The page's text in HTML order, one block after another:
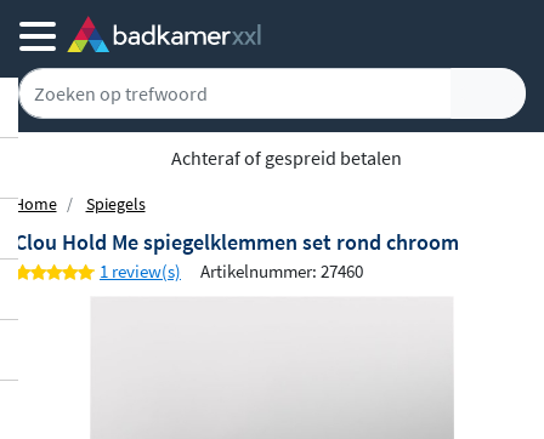
Achteraf of gespreid betalen
Home Spiegels
Clou Hold Me spiegelklemmen set rond chroom
1 review(s) Artikelnummer: 27460